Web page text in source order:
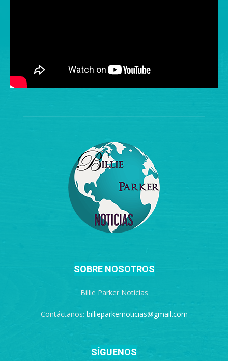
SOBRE NOSOTROS
Billie Parker Noticias
Contáctanos: billieparkernoticias@gmail.com
SÍGUENOS